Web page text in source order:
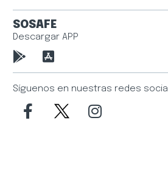
SOSAFE
Descargar APP
Síguenos en nuestras redes